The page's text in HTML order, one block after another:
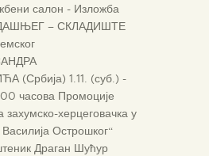
салон - Изложба
– СКЛАДИШТЕ
(Србија) 1.11. (суб.) -
часова Промоције
захумско-херцеговачка у
Острошког“
Драган Шућур